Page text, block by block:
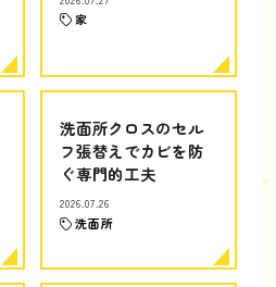
家
洗面所クロスのセル
フ張替えでカビを防
ぐ専門的工夫
2026.07.26
洗面所